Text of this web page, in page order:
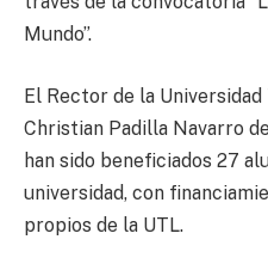
Mundo”.
El Rector de la
Christian Padilla Navarro
han sido beneficiados 27
universidad, con
propios de la UTL.